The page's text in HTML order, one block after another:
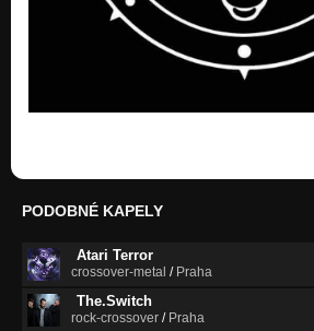
PODOBNÉ KAPELY
Atari Terror
crossover-metal / Praha
The.Switch
rock-crossover / Praha